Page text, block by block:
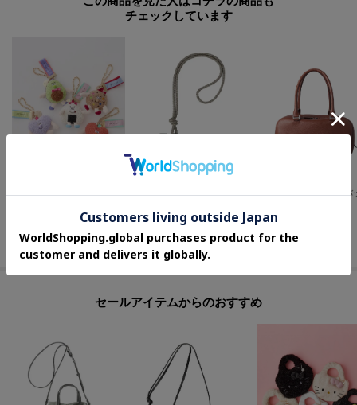
チェックしています
セールアイテムからのおすすめ